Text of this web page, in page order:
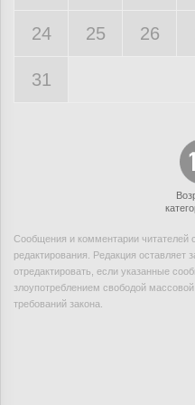
24 25 26
31
Сообщения и комментарии читателей
редактирования. Редакция оставляет
отредактировать, если указанные
злоупотреблением свободой
требований закона.